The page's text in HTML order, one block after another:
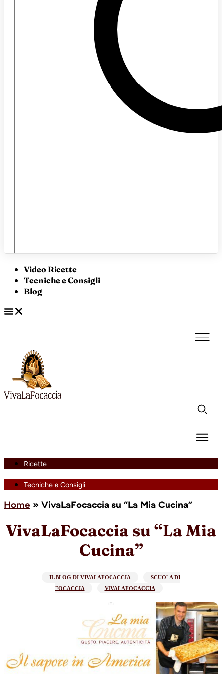
Video Ricette
Tecniche e Consigli
Blog
Ricette
Tecniche e Consigli
Home » VivaLaFocaccia su “La Mia Cucina”
VivaLaFocaccia su “La Mia
Cucina”
IL BLOG DI VIVALAFOCACCIA
SCUOLA DI
FOCACCIA
VIVALAFOCACCIA